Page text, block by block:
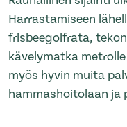
Harrastamiseen
frisbeegolfrata,
kävelymatka
myös hyvin muita
hammashoitolaan ja